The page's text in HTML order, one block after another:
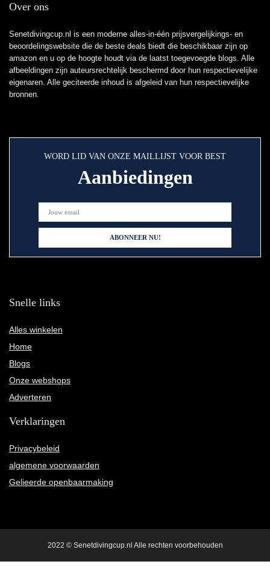
Over ons
Senetdivingcup.nl is een moderne alles-in-één prijsvergelijkings- en
beoordelingswebsite die de beste deals biedt die beschikbaar zijn op
amazon en u op de hoogte houdt via de laatst toegevoegde blogs. Alle
afbeeldingen zijn auteursrechtelijk beschermd door hun respectievelijke
eigenaren. Alle geciteerde inhoud is afgeleid van hun respectievelijke
bronnen.
WORD LID VAN ONZE MAILLIJST VOOR BEST
Aanbiedingen
Snelle links
Alles winkelen
Home
Blogs
Onze webshops
Adverteren
Verklaringen
Privacybeleid
algemene voorwaarden
Gelieerde openbaarmaking
2022 © Senetdivingcup.nl Alle rechten voorbehouden